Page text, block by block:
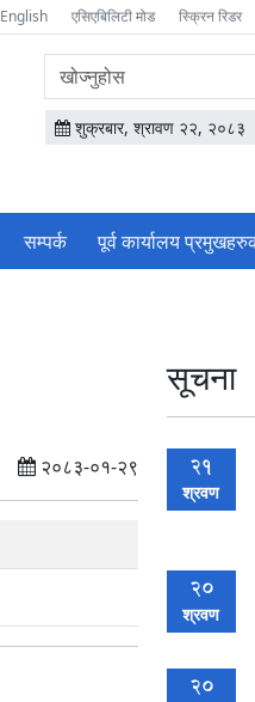
English एसिएबिलिटी मोड स्क्रिन रिडर
वेबसाइटमा
सामग्री
खोज्नुहोस
शुक्रबार, श्रावण २२, २०८३
सम्पर्क पूर्व कार्यालय
२०८३-०१-२९
सूचना
21
श्रवण
20
श्रवण
20